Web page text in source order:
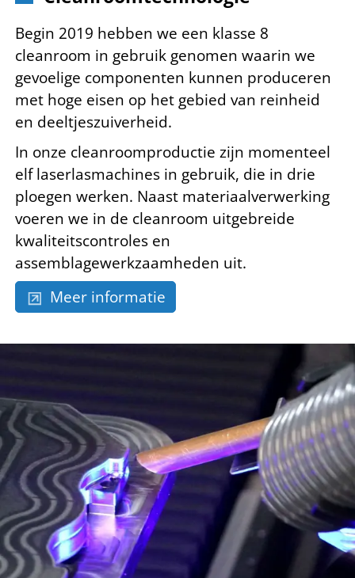
Begin 2019 hebben we een klasse 8
cleanroom in gebruik genomen waarin we
gevoelige componenten kunnen produceren
met hoge eisen op het gebied van reinheid
en deeltjeszuiverheid.
In onze cleanroomproductie zijn momenteel
elf laserlasmachines in gebruik, die in drie
ploegen werken. Naast materiaalverwerking
voeren we in de cleanroom uitgebreide
kwaliteitscontroles en
assemblagewerkzaamheden uit.
Meer informatie